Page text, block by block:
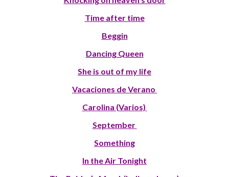
Time after time
Beggin
Dancing Queen
She is out of my life
Vacaciones de Verano
Carolina (Varios)
September
Something
In the Air Tonight